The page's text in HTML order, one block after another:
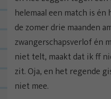
helemaal een match is
de zomer drie maanden
zwangerschapsverlof én
niet telt, maakt dat ik ff
zit. Oja, en het regende
niet mee.